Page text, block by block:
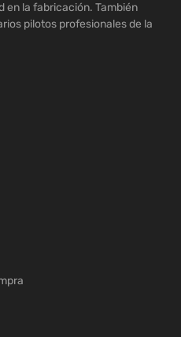
en la fabricación. También
pilotos profesionales de la